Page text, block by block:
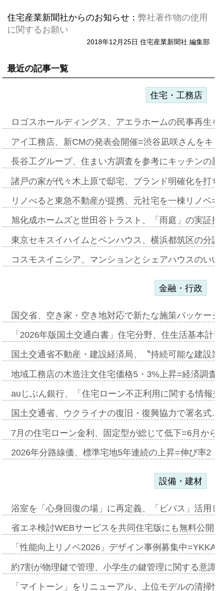
住宅産業新聞社からのお知らせ： 弊社著作物の使用
に関するお願い
2018年12月25日 住宅産業新聞社 編集部
最近の記事一覧
住宅・工務店
ロゴスホールディングス、アエラホームの民事再
アイ工務店、新CMの発表会開催=渋谷凪咲さんを
長谷工グループ、住まい方調査を参考にキッチン
諸戸の家が代々木上原で邸宅、ブランド明確化を
リノべると東急不動産が提携、元社宅を一棟リノ
旭化成ホームズと世田谷トラスト、「雨庭」の実
東京セキスイハイムとベンハウス、横浜都筑区の
コスモスイニシア、マンションとシェアハウスの
金融・行政
国交省、空き家・空き地対応で新たな施策パッケ
「2026年版国土交通白書」住宅分野、住生活基本
国土交通省不動産・建設経済局、〝持続可能な建
地域工務店の木造注文住宅価格5・3%上昇=経済調
auじぶん銀行、「住宅ローン不正利用に関する情
国土交通省、ウクライナの復旧・復興協力で署名
7月の住宅ローン金利、固定型が総じて低下=6月か
2026年分路線価、標準宅地5年連続の上昇=伸び率
設備・建材
浴室を「心身回復の場」に再定義、「ビバス」活
省エネ検討WEBサービスを共同住宅版にも無料公
「性能向上リノベ2026」デザイン事例募集中
約7割が物理鍵で管理、小学生の鍵管理に関する意
「マイトーン」をリニューアル、上位モデルの清